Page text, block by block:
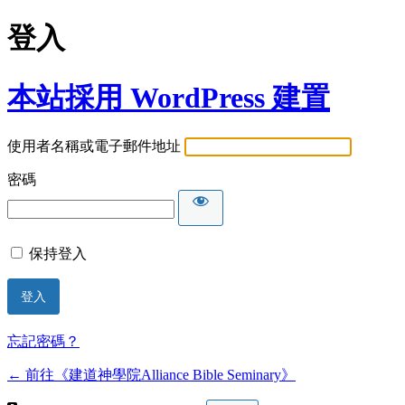
登入
本站採用 WordPress 建置
使用者名稱或電子郵件地址
密碼
保持登入
忘記密碼？
← 前往《建道神學院Alliance Bible Seminary》